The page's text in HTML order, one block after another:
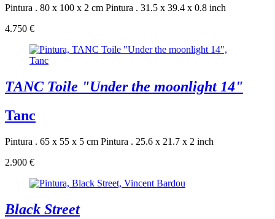
Pintura . 80 x 100 x 2 cm Pintura . 31.5 x 39.4 x 0.8 inch
4.750 €
TANC Toile "Under the moonlight 14"
Tanc
Pintura . 65 x 55 x 5 cm Pintura . 25.6 x 21.7 x 2 inch
2.900 €
Black Street